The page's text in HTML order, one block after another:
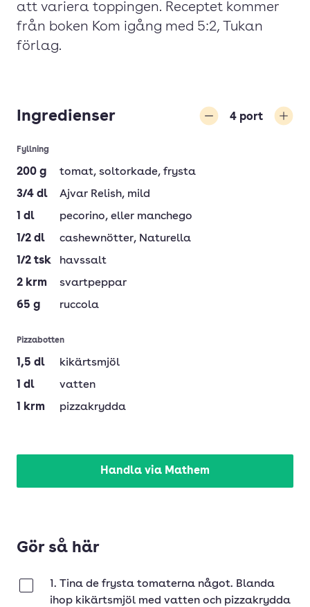
att variera toppingen. Receptet kommer
från boken Kom igång med 5:2, Tukan
förlag.
Ingredienser 4 port
Fyllning
200 g tomat, soltorkade, frysta
3/4 dl Ajvar Relish, mild
1 dl pecorino, eller manchego
1/2 dl cashewnötter, Naturella
1/2 tsk
havssalt
2 krm
svartpeppar
65 g ruccola
Pizzabotten
1,5 dl
kikärtsmjöl
1 dl
vatten
1
krm pizzakrydda
Handla via Mathem
Gör så här
1. Tina de frysta tomaterna något. Blanda
ihop kikärtsmjöl med vatten och pizzakrydda